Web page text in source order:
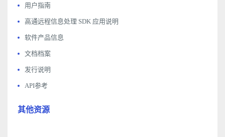
用户指南
高通远程信息处理 SDK 应用说明
软件产品信息
文档档案
发行说明
API参考
其他资源